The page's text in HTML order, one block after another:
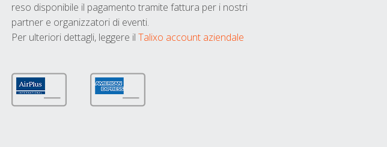
reso disponibile il pagamento tramite fattura per i nostri
partner e organizzatori di eventi.
Per ulteriori dettagli, leggere il Talixo account aziendale